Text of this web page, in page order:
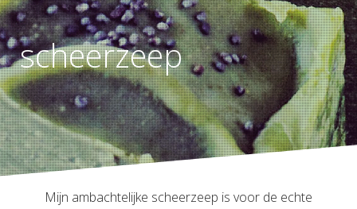
scheerzeep
Mijn ambachtelijke scheerzeep is voor de echte